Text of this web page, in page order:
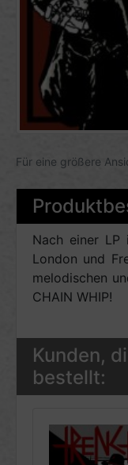
Für eine größere
Nach einer
London und
melodischen
CHAIN WHIP!
Kunden,
bestellt: